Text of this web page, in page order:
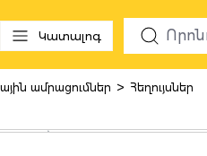
Կատալոգ
ամրացումներ > Հեղույսներ